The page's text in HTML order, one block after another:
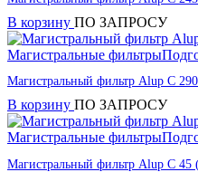
В корзину ПО ЗАПРОСУ
Магистральные фильтры
Магистральный фильтр Alup C
В корзину ПО ЗАПРОСУ
Магистральные фильтры
Магистральный фильтр Alup C 45